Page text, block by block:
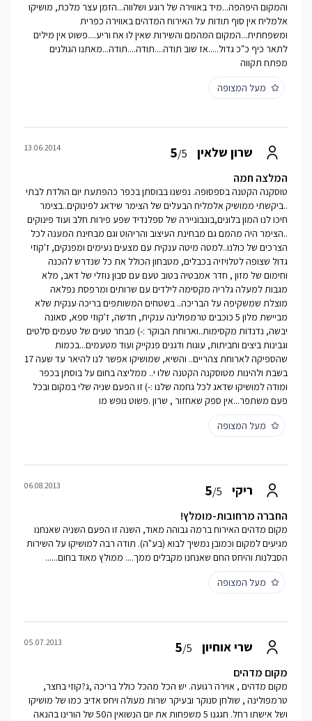
והמקום היפהפה...מיד באווירה של רוגע ושלווה...הזמן עצר מלכת, מושיקו
אלמליח אין סוף תודות על האירוח המדהים באווירה כפרית
ומשפחתית...המקום המהמם והשירות שאין לו אח וריע....פשוט אין מילים
לתאר כיף כ"כ גדול.....אז שוב תודה....תודה....תודה...מאתנו הגולנים
מפתח תקווה
מעל המצופה
שרון שלאין 5/5
13.06.2014
המלצה חמה
טוסקנה הקטנה בספסופה. נפשנו בבוסתן בכפר כהפתעת יום הולדת לבתי
..ביקשתי ממושיק אלמליח הבעלים של הצימר שידאג לפינוקים..בצימר
חיכו לנו המון בלונים,בונבוניירה של ספלנדיד שפע פירות חלב ועוד פינוקים
..הצימר היה מהמם גם מבחינת העיצוב והריהוט וגם מבחינת המענה לכל
הצרכים של כולנו..למטה מיטה ענקית עם מצעים נעימים ומפנקים, ז'קוזי
גדול שצופה לטלויזיה בכבלים, מטבחון הכולל את כל שנדרש להכנה
וחימום של מזון , חדר אמבטיה בטוב טעם עם סבון נוזלי של דאב, מלא
מגבות למעלה גלריה מקסימה לילדים עם שרותים ומרפסת נפלאה
מוצלת שמשקיפה על הבריכה.. בשטחים המשותפים בריכה ענקית שלא
מביישת מלון 5 כוכבים טרמפולינה ענקית, חדשה, ז'קוזי ספא, סאונה
יבשה, נדנדות מקסימות..וארוחת הבוקר :-) מבחר טעים של טעמים סלטים
וגבינות ביצים וחביתות, עוגות ודגנים פנקייק ועוד מטעמים...בכמות
שהספיקה לארוחת צהריים.. והשיא, שמושיקו אפשר לנו להיאר עד שעה 17
בשבת ולהינות מטוסקנה הקטנה שלו י.. ממליצה בחום על בוסתן בכפר
ומודה למושיקו שדאג לכל גחמה שלנו :-) זו הפעם שניה שלי במקום ובכל
פעם משתפר...אין ספק שאחזור , שרון .פשוט נופש מו
מעל המצופה
ריקי 5/5
06.08.2013
החברה מרחובות-מומלץ!
מקום מדהים האירוח ברמה גבוהה מאוד, השנה זו הפעם השניה שאנחנו
מגיעים למקום וכמובן נמשיך לבוא (בע"ה). תודה רבה למושיקו על השירות
הסבלנות והיחס החם שאנחנו מקבלים ממך.... ממולץ מאוד בחום......
מעל המצופה
שרי אוחיון 5/5
05.07.2013
מקום מדהים
מקום מדהים , אוירה רגועה. יש הכל מהכל כולל בריכה ,ג?קוזי בחצר,
טרמפולינה , שולחן סנוקר ובעיקר שרות מעולה ויחס אדיב כמו של מושיקו
ושל אישתו רחל. חגגנו 5 משפחות את יום הנשואין ה50 של הורינו בהנאה